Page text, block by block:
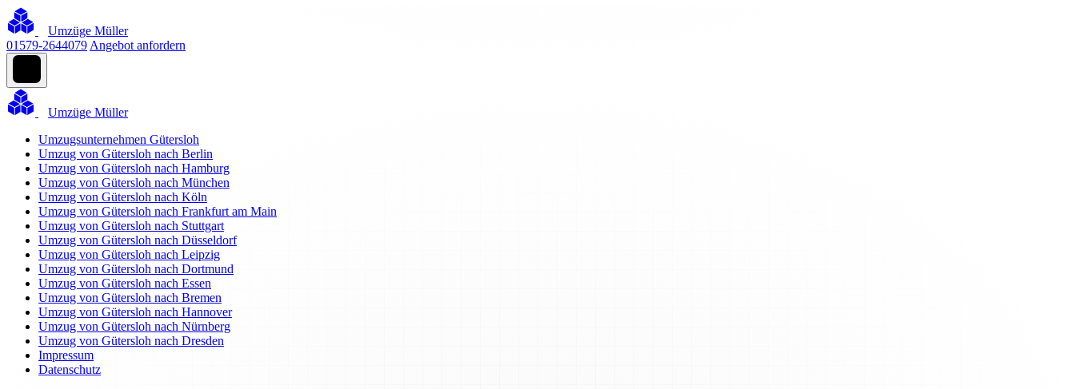
Umzüge Müller
01579-2644079 Angebot anfordern
Umzüge Müller
Umzugsunternehmen Gütersloh
Umzug von Gütersloh nach Berlin
Umzug von Gütersloh nach Hamburg
Umzug von Gütersloh nach München
Umzug von Gütersloh nach Köln
Umzug von Gütersloh nach Frankfurt am Main
Umzug von Gütersloh nach Stuttgart
Umzug von Gütersloh nach Düsseldorf
Umzug von Gütersloh nach Leipzig
Umzug von Gütersloh nach Dortmund
Umzug von Gütersloh nach Essen
Umzug von Gütersloh nach Bremen
Umzug von Gütersloh nach Hannover
Umzug von Gütersloh nach Nürnberg
Umzug von Gütersloh nach Dresden
Impressum
Datenschutz